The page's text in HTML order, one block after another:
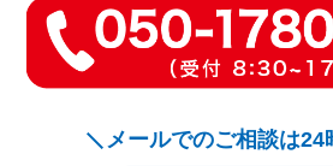
メールでのご相談は24